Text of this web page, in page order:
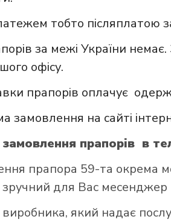
тобто післяплатою
за межі України
офісу.
прапорів оплачує
замовлення на сайті
прапорів в
прапора 59-та окрема
зручний для Вас
який надає